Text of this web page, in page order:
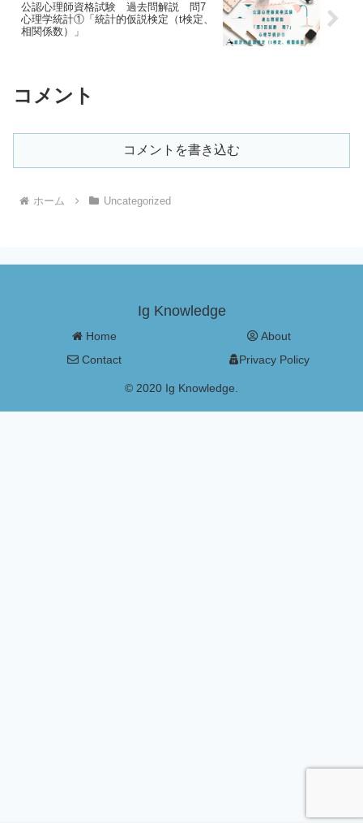
公認心理師資格試験 過去問解説 問7
心理学統計①「統計的仮説検定（t検定、
相関係数）」
コメント
コメントを書き込む
ホーム Uncategorized
Ig Knowledge
Home
About
Contact
Privacy Policy
© 2020 Ig Knowledge.